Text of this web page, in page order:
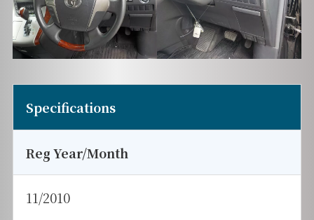
Specifications
Reg Year/Month
11/2010